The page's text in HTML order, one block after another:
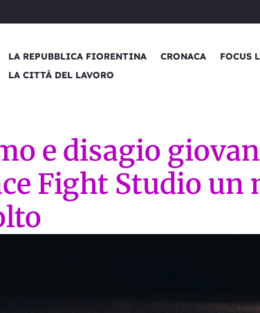
LA REPUBBLICA FIORENTINA CRONACA FOCUS
LA CITTÀ DEL LAVORO
e disagio
Fight Studio un